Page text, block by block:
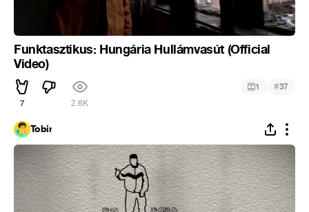
Funktasztikus: Hungária Hullámvasút (Official
Video)
7 2.6K
1 #37
Tobir